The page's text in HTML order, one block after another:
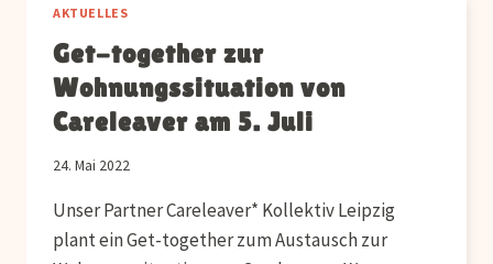
AKTUELLES
Get-together zur
Wohnungssituation von
Careleaver am 5. Juli
24. Mai 2022
Unser Partner Careleaver* Kollektiv Leipzig
plant ein Get-together zum Austausch zur